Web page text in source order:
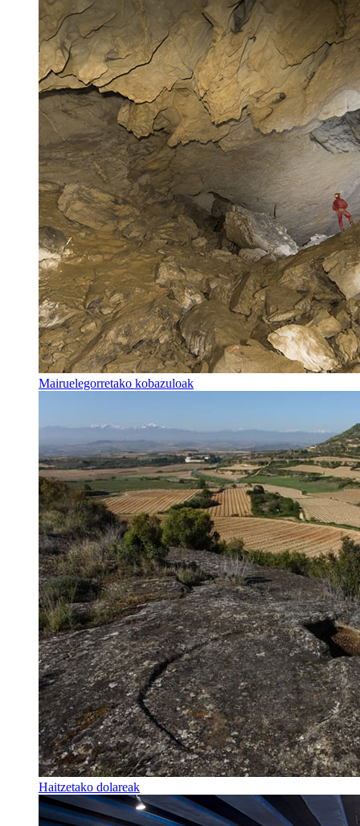
Mairuelegorretako kobazuloak
Haitzetako dolareak